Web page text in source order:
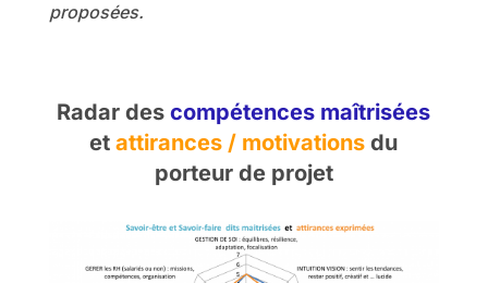
proposées.
Radar descompétences maîtrisées
etattirances / motivations du
porteur de projet